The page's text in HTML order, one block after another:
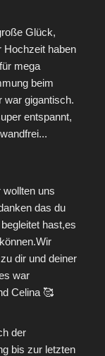
Glück,
Hochzeit haben
mega
beim
war gigantisch.
entspannt,
wollten uns
das du
hast,es
dir und deiner
war
Celina 🥰
der
bis zur letzten